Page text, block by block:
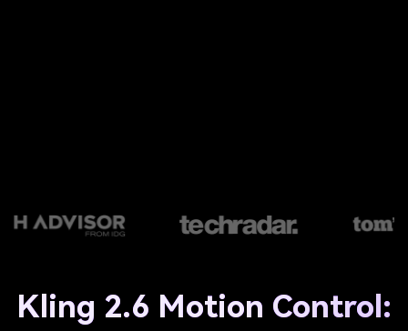
Kling 2.6 Motion Control: